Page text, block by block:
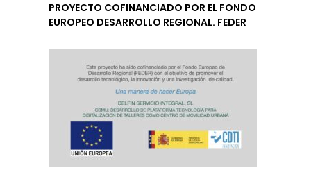
PROYECTO COFINANCIADO POR EL FONDO
EUROPEO DESARROLLO REGIONAL. FEDER